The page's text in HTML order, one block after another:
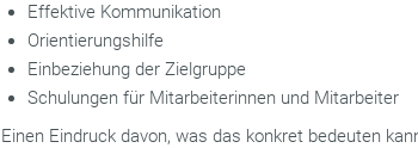
Effektive Kommunikation
Orientierungshilfe
Einbeziehung der Zielgruppe
Schulungen für Mitarbeiterinnen und Mitarbeiter
Einen Eindruck davon, was das konkret bedeuten